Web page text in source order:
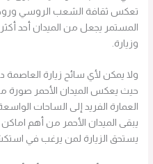
تعكس ثقافة الشعب الروسي وروح
المستمر يجعل من الميدان أحد
وزيارة.
ولا يمكن لأي سائح زيارة العاصمة
حيث يعكس الميدان الأحمر صورة
العمارة الفريد إلى الساحات
يبقى الميدان الأحمر من أهم
يستحق الزيارة لمن يرغب في